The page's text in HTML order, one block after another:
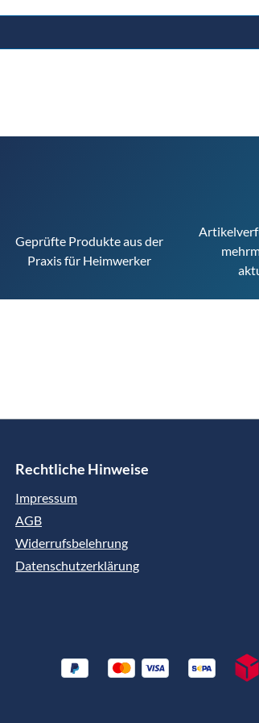
Geprüfte Produkte aus der
Praxis für Heimwerker
Rechtliche Hinweise
Impressum
AGB
Widerrufsbelehrung
Datenschutzerklärung